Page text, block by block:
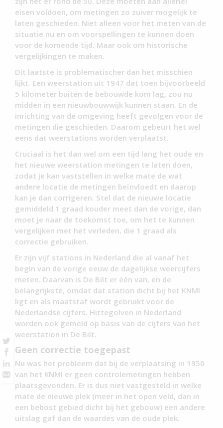
eisen voldoen, om metingen zo zuiver mogelijk te
laten geschieden. Niet alleen voor het meten van de
situatie nu en om voorspellingen te kunnen doen
voor de komende tijd. Maar ook om historische
vergelijkingen te maken.
Dit laatste is problematischer dan het misschien
lijkt. Een weerstation uit 1947 dat toen bijvoorbeeld
5 kilometer buiten de bebouwde kom lag, zou nu
midden in een nieuwbouwwijk kunnen staan. En de
inrichting van de omgeving heeft gevolgen voor de
metingen die geschieden. Daarom gebeurt het wel
eens dat weerstations worden verplaatst.
Cruciaal is het dan wel om een tijd lang het oude en
het nieuwe weerstation metingen te laten doen,
zodat je kan vaststellen in welke mate de wat
andere locatie de metingen beïnvloedt en daarop
kan je dan corrigeren. Stel dat de nieuwe locatie
gemiddeld 1 graad kouder meet dan de vorige, dan
moet je naar de toekomst toe, om het te kunnen
vergelijken met het verleden, die 1 graad als
correctie gebruiken.
Er zijn vijf stations in Nederland die al vanaf het
begin van de vorige eeuw de dagelijkse weercijfers
meten. Daarvan is De Bilt er één van, en de
belangrijkste, omdat dat station dicht bij het KNMI
ligt en als maatstaf wordt gebruikt voor de
Nederlandse cijfers. Hittegolven in Nederland
worden ook gemeld op basis van de cijfers van het
weerstation in De Bilt.
Geen correctie toegepast
Nu was het probleem dat bij de verplaatsing in 1950
van het KNMI er geen controlemetingen hebben
plaatsgevonden. Er is dus niet vastgesteld in welke
mate de nieuwe plek (meer in het open veld, dan in
een bebost gebied dicht bij het gebouw) een andere
uitslag gaf dan de waardes van de oude plek.